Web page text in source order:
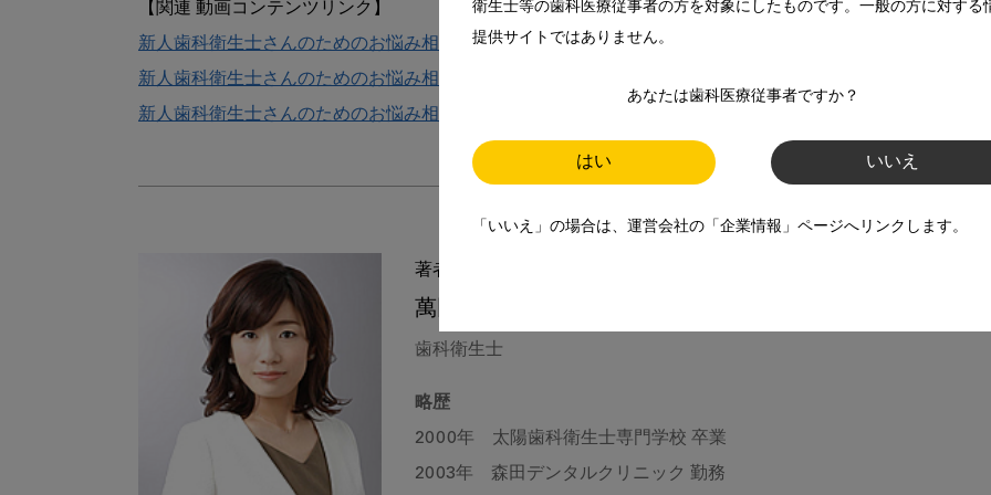
衛生士等の歯科医療従事者の方を対象にしたものです。一般の方に対する
提供サイトではありません。
あなたは歯科医療従事者ですか？
はい いいえ
「いいえ」の場合は、運営会社の「企業情報」ページへリンクします。
新人歯科衛生士さんのためのお悩み相談室 ＳＲＰに対する質問TOP3
新人歯科衛生士さんのためのお悩み相談室 高齢者に対する質問TOP3
新人歯科衛生士さんのためのお悩み相談室 OHIに対する質問TOP3
著者
萬田 久美子
歯科衛生士
略歴
2000年 太陽歯科衛生士専門学校 卒業
2003年 森田デンタルクリニック 勤務